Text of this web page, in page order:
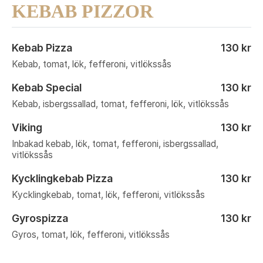
KEBAB PIZZOR
Kebab Pizza 130 kr
Kebab, tomat, lök, fefferoni, vitlökssås
Kebab Special 130 kr
Kebab, isbergssallad, tomat, fefferoni, lök, vitlökssås
Viking 130 kr
Inbakad kebab, lök, tomat, fefferoni, isbergssallad,
vitlökssås
Kycklingkebab Pizza 130 kr
Kycklingkebab, tomat, lök, fefferoni, vitlökssås
Gyrospizza 130 kr
Gyros, tomat, lök, fefferoni, vitlökssås